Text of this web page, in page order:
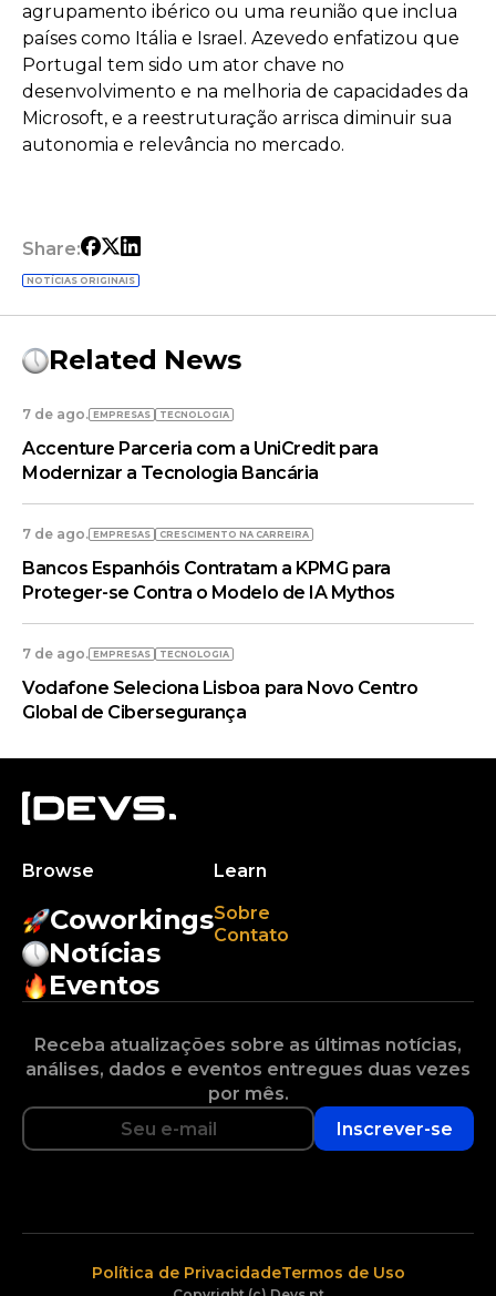
agrupamento ibérico ou uma reunião que inclua
países como Itália e Israel. Azevedo enfatizou que
Portugal tem sido um ator chave no
desenvolvimento e na melhoria de capacidades da
Microsoft, e a reestruturação arrisca diminuir sua
autonomia e relevância no mercado.
Share:
NOTÍCIAS ORIGINAIS
Related News
7 de ago. EMPRESAS TECNOLOGIA
Accenture Parceria com a UniCredit para
Modernizar a Tecnologia Bancária
7 de ago. EMPRESAS CRESCIMENTO NA CARREIRA
Bancos Espanhóis Contratam a KPMG para
Proteger-se Contra o Modelo de IA Mythos
7 de ago. EMPRESAS TECNOLOGIA
Vodafone Seleciona Lisboa para Novo Centro
Global de Cibersegurança
Browse
Coworkings
Notícias
Eventos
Learn
Sobre
Contato
Receba atualizações sobre as últimas notícias,
análises, dados e eventos entregues duas vezes
por mês.
Inscrever-se
Política de PrivacidadeTermos de Uso